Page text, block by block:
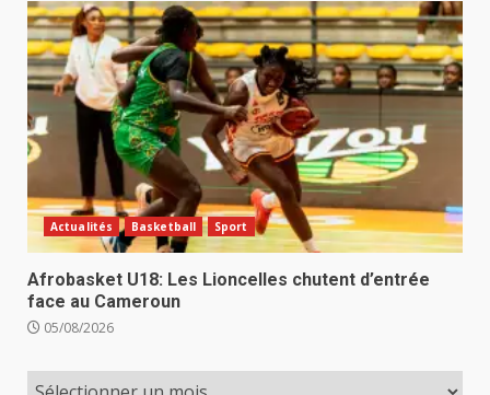
Actualités Basketball Sport
Afrobasket U18: Les Lioncelles chutent d’entrée
face au Cameroun
05/08/2026